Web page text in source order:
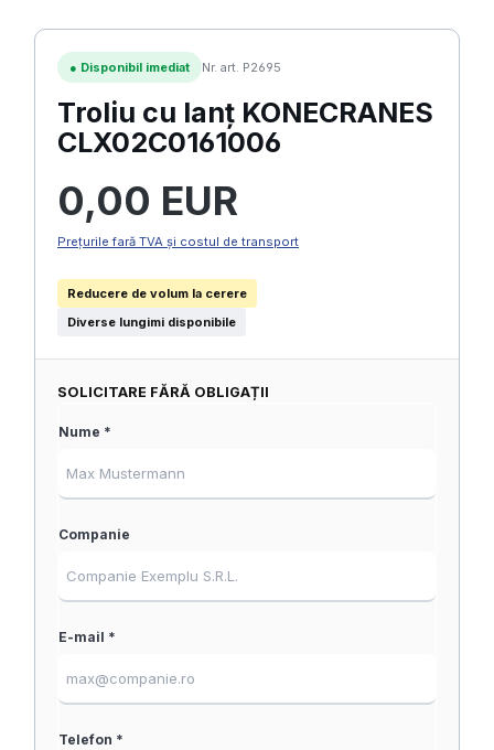
● Disponibil imediat Nr. art. P2695
Troliu cu lanț KONECRANES
CLX02C0161006
0,00 EUR
Prețurile fară TVA și costul de transport
Reducere de volum la cerere
Diverse lungimi disponibile
SOLICITARE FĂRĂ OBLIGAȚII
Nume *
Companie
E-mail *
Telefon *